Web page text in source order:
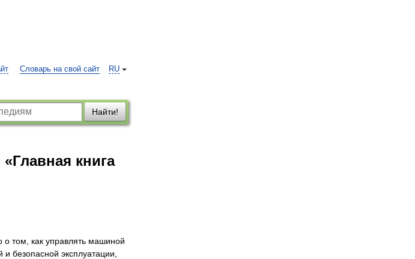
RU
Словарь на свой сайт
Найти!
книга
о том, как управлять машиной
безопасной эксплуатации,